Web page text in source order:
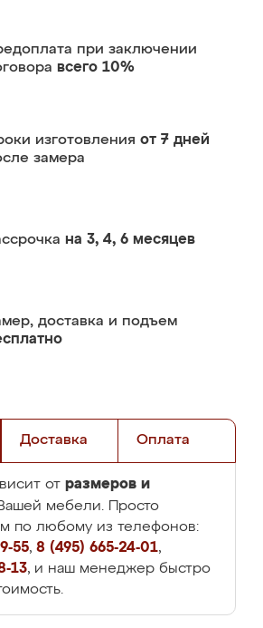
при заключении
всего 10%
изготовления от 7 дней
замера
на 3, 4, 6 месяцев
доставка и подъем
Доставка Оплата
от размеров и
мебели. Просто
по любому из телефонов:
55, 8 (495) 665-24-01,
13, и наш менеджер быстро